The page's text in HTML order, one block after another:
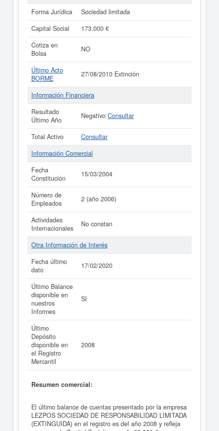
Forma Jurídica
Sociedad limitada
Capital Social
173.000 €
Cotiza en
Bolsa
NO
Último Acto
BORME
27/08/2010 Extinción
Información Financiera
Resultado
Último Año
Negativo Consultar
Total Activo
Consultar
Información Comercial
Fecha
Constitución
15/03/2004
Número de
Empleados
2 (año 2006)
Actividades
Internacionales
No constan
Otra Información de Interés
Fecha último
dato
17/02/2020
Último Balance
disponible en
nuestros
Informes
SI
Último
Depósito
disponible en
el Registro
Mercantil
2008
Resumen comercial:
El último balance de cuentas presentado por la empresa
LEZPOS SOCIEDAD DE RESPONSABILIDAD LIMITADA
(EXTINGUIDA) en el registro es del año 2008 y refleja